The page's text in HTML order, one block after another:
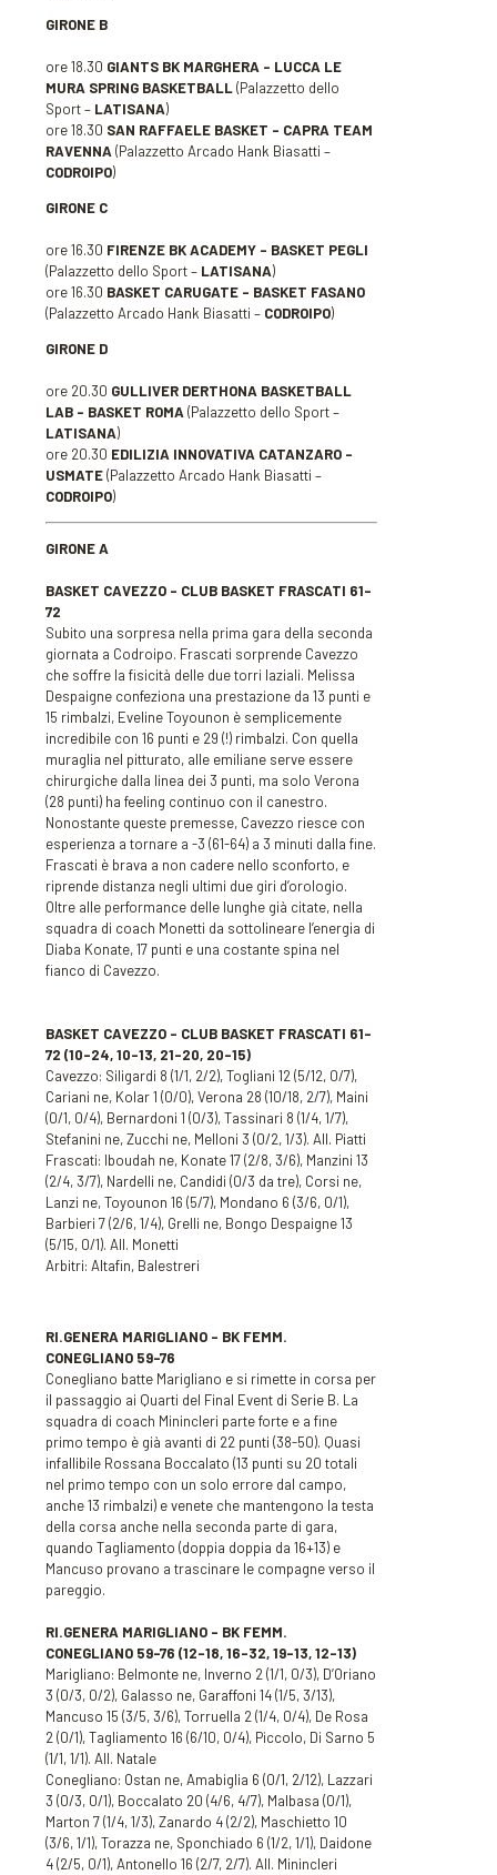
GIRONE B
ore 18.30 GIANTS BK MARGHERA – LUCCA LE
MURA SPRING BASKETBALL(Palazzetto dello
Sport – LATISANA)
ore 18.30 SAN RAFFAELE BASKET – CAPRA TEAM
RAVENNA(Palazzetto Arcado Hank Biasatti –
CODROIPO)
GIRONE C
ore 16.30 FIRENZE BK ACADEMY – BASKET PEGLI
(Palazzetto dello Sport – LATISANA)
ore 16.30 BASKET CARUGATE – BASKET FASANO
(Palazzetto Arcado Hank Biasatti – CODROIPO)
GIRONE D
ore 20.30 GULLIVER DERTHONA BASKETBALL
LAB – BASKET ROMA(Palazzetto dello Sport –
LATISANA)
ore 20.30 EDILIZIA INNOVATIVA CATANZARO –
USMATE(Palazzetto Arcado Hank Biasatti –
CODROIPO)
GIRONE A
BASKET CAVEZZO – CLUB BASKET FRASCATI 61-
72
Subito una sorpresa nella prima gara della seconda
giornata a Codroipo. Frascati sorprende Cavezzo
che soffre la fisicità delle due torri laziali. Melissa
Despaigne confeziona una prestazione da 13 punti e
15 rimbalzi, Eveline Toyounon è semplicemente
incredibile con 16 punti e 29 (!) rimbalzi. Con quella
muraglia nel pitturato, alle emiliane serve essere
chirurgiche dalla linea dei 3 punti, ma solo Verona
(28 punti) ha feeling continuo con il canestro.
Nonostante queste premesse, Cavezzo riesce con
esperienza a tornare a -3 (61-64) a 3 minuti dalla fine.
Frascati è brava a non cadere nello sconforto, e
riprende distanza negli ultimi due giri d’orologio.
Oltre alle performance delle lunghe già citate, nella
squadra di coach Monetti da sottolineare l’energia di
Diaba Konate, 17 punti e una costante spina nel
fianco di Cavezzo.
BASKET CAVEZZO – CLUB BASKET FRASCATI 61-
72 (10-24, 10-13, 21-20, 20-15)
Cavezzo: Siligardi 8 (1/1, 2/2), Togliani 12 (5/12, 0/7),
Cariani ne, Kolar 1 (0/0), Verona 28 (10/18, 2/7), Maini
(0/1, 0/4), Bernardoni 1 (0/3), Tassinari 8 (1/4, 1/7),
Stefanini ne, Zucchi ne, Melloni 3 (0/2, 1/3). All. Piatti
Frascati: Iboudah ne, Konate 17 (2/8, 3/6), Manzini 13
(2/4, 3/7), Nardelli ne, Candidi (0/3 da tre), Corsi ne,
Lanzi ne, Toyounon 16 (5/7), Mondano 6 (3/6, 0/1),
Barbieri 7 (2/6, 1/4), Grelli ne, Bongo Despaigne 13
(5/15, 0/1). All. Monetti
Arbitri: Altafin, Balestreri
RI.GENERA MARIGLIANO – BK FEMM.
CONEGLIANO 59-76
Conegliano batte Marigliano e si rimette in corsa per
il passaggio ai Quarti del Final Event di Serie B. La
squadra di coach Minincleri parte forte e a fine
primo tempo è già avanti di 22 punti (38-50). Quasi
infallibile Rossana Boccalato (13 punti su 20 totali
nel primo tempo con un solo errore dal campo,
anche 13 rimbalzi) e venete che mantengono la testa
della corsa anche nella seconda parte di gara,
quando Tagliamento (doppia doppia da 16+13) e
Mancuso provano a trascinare le compagne verso il
pareggio.
RI.GENERA MARIGLIANO – BK FEMM.
CONEGLIANO 59-76 (12-18, 16-32, 19-13, 12-13)
Marigliano: Belmonte ne, Inverno 2 (1/1, 0/3), D’Oriano
3 (0/3, 0/2), Galasso ne, Garaffoni 14 (1/5, 3/13),
Mancuso 15 (3/5, 3/6), Torruella 2 (1/4, 0/4), De Rosa
2 (0/1), Tagliamento 16 (6/10, 0/4), Piccolo, Di Sarno 5
(1/1, 1/1). All. Natale
Conegliano: Ostan ne, Amabiglia 6 (0/1, 2/12), Lazzari
3 (0/3, 0/1), Boccalato 20 (4/6, 4/7), Malbasa (0/1),
Marton 7 (1/4, 1/3), Zanardo 4 (2/2), Maschietto 10
(3/6, 1/1), Torazza ne, Sponchiado 6 (1/2, 1/1), Daidone
4 (2/5, 0/1), Antonello 16 (2/7, 2/7). All. Minincleri